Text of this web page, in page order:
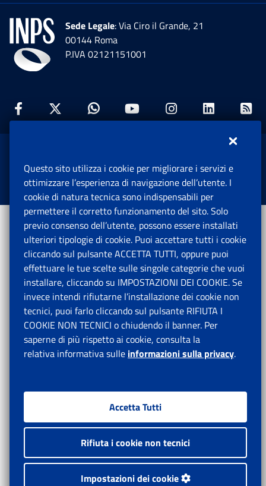
Sede Legale: Via Ciro il Grande, 21
00144 Roma
P.IVA 02121151001
Facebook: Apre una nuova finestra
Twitter: Apre una nuova finestra
Whatsapp: Apre una nuova
Youtube: Apre una
Instagram:
Istituto Nazionale Previdenza Sociale.
Tutti i diritti riservati.
Questo sito utilizza i cookie per migliorare i servizi e
ottimizzare l’esperienza di navigazione dell’utente. I
cookie di natura tecnica sono indispensabili per
permettere il corretto funzionamento del sito. Solo
previo consenso dell’utente, possono essere installati
ulteriori tipologie di cookie. Puoi accettare tutti i cookie
cliccando sul pulsante ACCETTA TUTTI, oppure puoi
effettuare le tue scelte sulle singole categorie che vuoi
installare, cliccando su IMPOSTAZIONI DEI COOKIE. Se
invece intendi rifiutarne l’installazione dei cookie non
tecnici, puoi farlo cliccando sul pulsante RIFIUTA I
COOKIE NON TECNICI o chiudendo il banner. Per
saperne di più rispetto ai cookie, consulta la
relativa informativa sulle informazioni sulla privacy.
Accetta Tutti
Rifiuta i cookie non tecnici
Impostazioni dei cookie